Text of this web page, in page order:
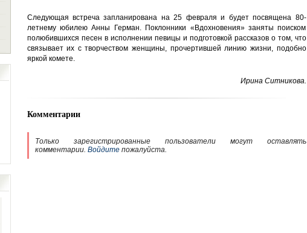
Следующая встреча запланирована на 25 февраля и будет посвящена 80-
летнему юбилею Анны Герман. Поклонники «Вдохновения» заняты поиском
полюбившихся песен в исполнении певицы и подготовкой рассказов о том, что
связывает их с творчеством женщины, прочертившей линию жизни, подобно
яркой комете.
Ирина Ситникова.
Комментарии
Только зарегистрированные пользователи могут оставлять
комментарии. Войдитепожалуйста.